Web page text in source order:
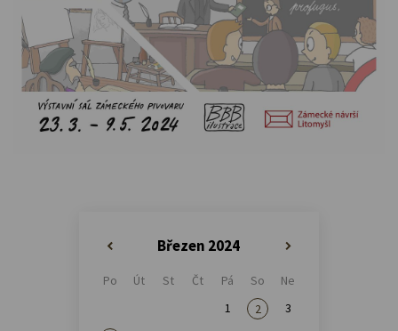
Březen 2024
Po Út St Čt Pá So
Ne
1
2
3